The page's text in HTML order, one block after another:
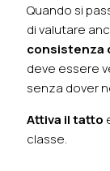
Quando si
di valutare
consistenza
deve essere
senza dover
Attiva il tatto
classe.